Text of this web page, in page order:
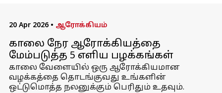
20 Apr 2026 • ஆரோக்கியம்
காலை நேர ஆரோக்கியத்தை
மேம்படுத்த 5 எளிய பழக்கங்கள்
காலை வேளையில் ஒரு ஆரோக்கியமான
வழக்கத்தை தொடங்குவது உங்களின்
ஒட்டுமொத்த நலனுக்கும் பெரிதும் உதவும்.